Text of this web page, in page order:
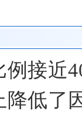
接近
降低了